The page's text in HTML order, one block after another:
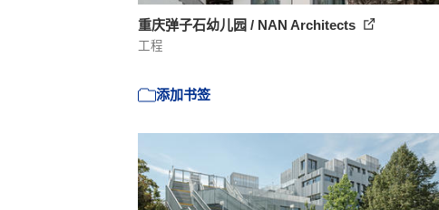
重庆弹子石幼儿园 / NAN Architects
工程
添加书签